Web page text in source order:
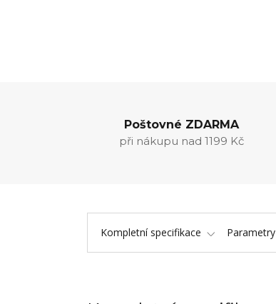
Poštovné ZDARMA
při nákupu nad 1199 Kč
Kompletní specifikace Parametry